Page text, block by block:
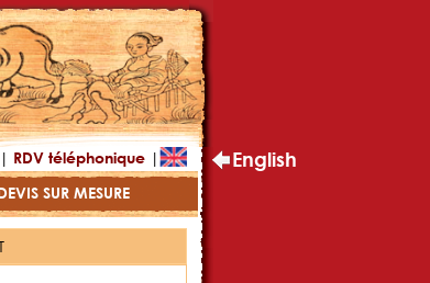
RDV téléphonique | English
SUR MESURE